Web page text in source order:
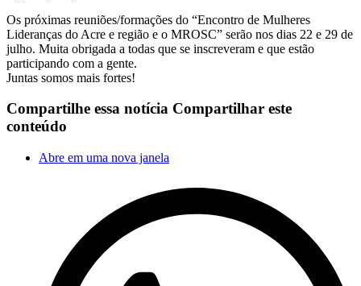
Os próximas reuniões/formações do “Encontro de Mulheres
Lideranças do Acre e região e o MROSC” serão nos dias 22 e 29 de
julho. Muita obrigada a todas que se inscreveram e que estão
participando com a gente.
Juntas somos mais fortes!
Compartilhe essa notícia Compartilhar este
conteúdo
Abre em uma nova janela